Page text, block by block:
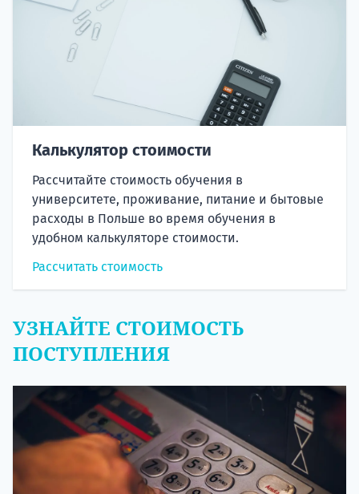
Калькулятор стоимости
Рассчитайте стоимость обучения в
университете, проживание, питание и бытовые
расходы в Польше во время обучения в
удобном калькуляторе стоимости.
Рассчитать стоимость
УЗНАЙТЕ СТОИМОСТЬ
ПОСТУПЛЕНИЯ